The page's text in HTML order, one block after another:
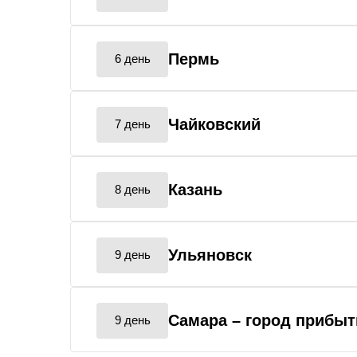
6 день Пермь
7 день Чайковский
8 день Казань
9 день Ульяновск
9 день Самара – город